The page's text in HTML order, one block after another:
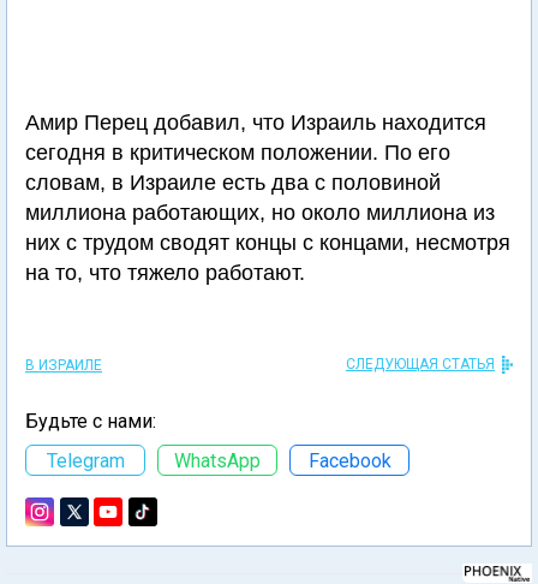
Амир Перец добавил, что Израиль находится
сегодня в критическом положении. По его
словам, в Израиле есть два с половиной
миллиона работающих, но около миллиона из
них с трудом сводят концы с концами, несмотря
на то, что тяжело работают.
В ИЗРАИЛЕ СЛЕДУЮЩАЯ СТАТЬЯ
Будьте с нами:
Telegram
WhatsApp Facebook